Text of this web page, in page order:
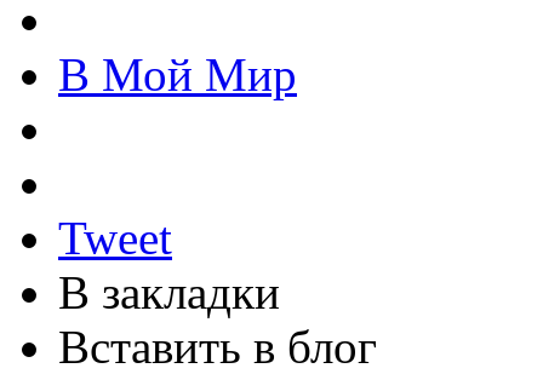
В Мой Мир
Tweet
В закладки
Вставить в блог